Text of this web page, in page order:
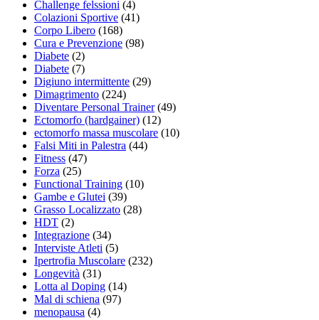
Challenge felssioni (4)
Colazioni Sportive (41)
Corpo Libero (168)
Cura e Prevenzione (98)
Diabete (2)
Diabete (7)
Digiuno intermittente (29)
Dimagrimento (224)
Diventare Personal Trainer(49)
Ectomorfo (hardgainer) (12)
ectomorfo massa muscolare (10)
Falsi Miti in Palestra (44)
Fitness (47)
Forza (25)
Functional Training (10)
Gambe e Glutei (39)
Grasso Localizzato (28)
HDT (2)
Integrazione (34)
Interviste Atleti (5)
Ipertrofia Muscolare (232)
Longevità (31)
Lotta al Doping (14)
Mal di schiena (97)
menopausa (4)